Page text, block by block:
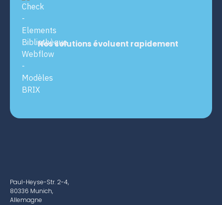
Nos solutions évoluent rapidement
Paul-Heyse-Str. 2-4,
80336 Munich,
Allemagne